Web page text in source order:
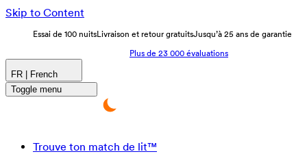
Skip to Content
Essai de 100 nuitsLivraison et retour gratuitsJusqu’à 25 ans de garantie
Plus de 23 000 évaluations
FR | French
Toggle menu
Trouve ton match de lit™